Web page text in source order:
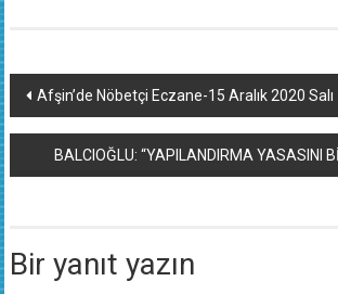
Yazı
dolaşımı
Afşin’de Nöbetçi Eczane-15 Aralık 2020 Salı
BALCIOĞLU: “YAPILANDIRMA YASASINI
Bir yanıt yazın